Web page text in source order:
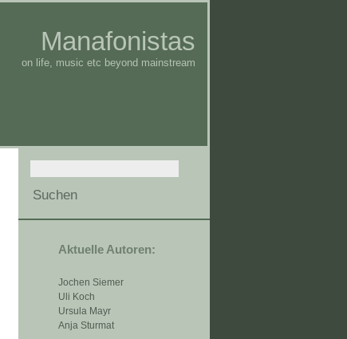
Manafonistas
on life, music etc beyond mainstream
Aktuelle Autoren:
Jochen Siemer
Uli Koch
Ursula Mayr
Anja Sturmat